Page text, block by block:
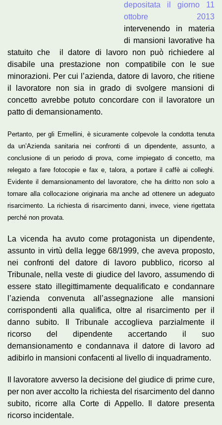
depositata il giorno 11
ottobre 2013
intervenendo in materia
di mansioni lavorative ha
statuito che il datore di lavoro non può richiedere al
disabile una prestazione non compatibile con le sue
minorazioni. Per cui l’azienda, datore di lavoro, che ritiene
il lavoratore non sia in grado di svolgere mansioni di
concetto avrebbe potuto concordare con il lavoratore un
patto di demansionamento.
Pertanto, per gli Ermellini, è sicuramente colpevole la condotta tenuta
da un’Azienda sanitaria nei confronti di un dipendente, assunto, a
conclusione di un periodo di prova, come impiegato di concetto, ma
relegato a fare fotocopie e fax e, talora, a portare il caffè ai colleghi.
Evidente il demansionamento del lavoratore, che ha diritto non solo a
tornare alla collocazione originaria ma anche ad ottenere un adeguato
risarcimento. La richiesta di risarcimento danni, invece, viene rigettata
perché non provata.
La vicenda ha avuto come protagonista un dipendente,
assunto in virtù della legge 68/1999, che aveva proposto,
nei confronti del datore di lavoro pubblico, ricorso al
Tribunale, nella veste di giudice del lavoro, assumendo di
essere stato illegittimamente dequalificato e condannare
l’azienda convenuta all’assegnazione alle mansioni
corrispondenti alla qualifica, oltre al risarcimento per il
danno subito. Il Tribunale accoglieva parzialmente il
ricorso del dipendente accertando il suo
demansionamento e condannava il datore di lavoro ad
adibirlo in mansioni confacenti al livello di inquadramento.
Il lavoratore avverso la decisione del giudice di prime cure,
per non aver accolto la richiesta del risarcimento del danno
subito, ricorre alla Corte di Appello. Il datore presenta
ricorso incidentale.